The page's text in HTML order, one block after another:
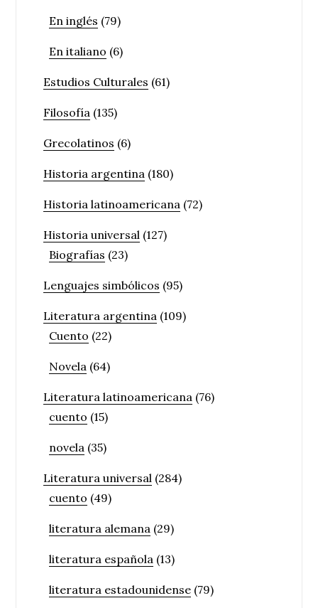
En inglés (79)
En italiano (6)
Estudios Culturales (61)
Filosofía (135)
Grecolatinos (6)
Historia argentina (180)
Historia latinoamericana (72)
Historia universal (127)
Biografías (23)
Lenguajes simbólicos (95)
Literatura argentina (109)
Cuento (22)
Novela (64)
Literatura latinoamericana (76)
cuento (15)
novela (35)
Literatura universal (284)
cuento (49)
literatura alemana (29)
literatura española (13)
literatura estadounidense (79)